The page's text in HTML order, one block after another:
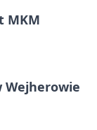
MKM
Wejherowie